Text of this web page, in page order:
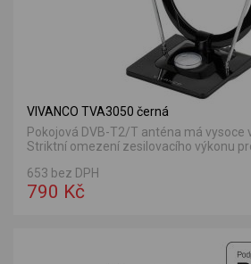
VIVANCO TVA3050 černá
Pokojová DVB-T2/T anténa má vysoce
Striktní omezení zesilovacího výkonu
653 bez DPH
790 Kč